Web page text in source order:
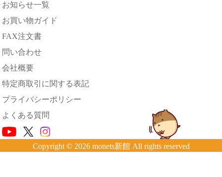
お知らせ一覧
お買い物ガイド
FAX注文書
問い合わせ
会社概要
特定商取引に関する表記
プライバシーポリシー
よくある質問
Copyright © 2026 monets新館 All rights reserved